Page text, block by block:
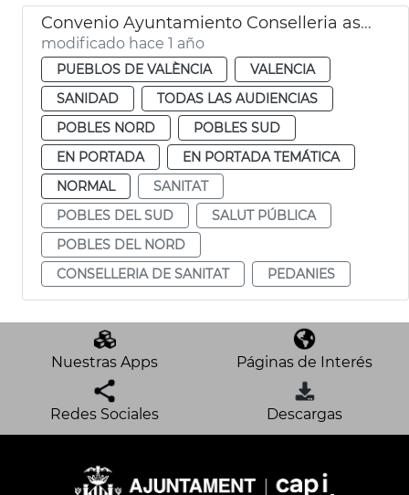
Convenio Ayuntamiento Conselleria asistencia médica pedanías València
modificado hace 1 año
PUEBLOS DE VALÈNCIA
VALENCIA
SANIDAD
TODAS LAS AUDIENCIAS
POBLES NORD
POBLES SUD
EN PORTADA
EN PORTADA TEMÁTICA
NORMAL
SANITAT
POBLES DEL SUD
SALUT PÚBLICA
POBLES DEL NORD
CONSELLERIA DE SANITAT
PEDANIES
Nuestras Apps Páginas de Interés
Redes Sociales Descargas